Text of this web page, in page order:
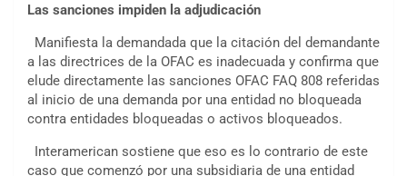
Las sanciones impiden la adjudicación
Manifiesta la demandada que la citación del demandante
a las directrices de la OFAC es inadecuada y confirma que
elude directamente las sanciones OFAC FAQ 808 referidas
al inicio de una demanda por una entidad no bloqueada
contra entidades bloqueadas o activos bloqueados.
Interamerican sostiene que eso es lo contrario de este
caso que comenzó por una subsidiaria de una entidad